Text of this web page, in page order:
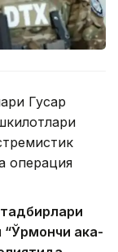
Гусар
операция
тадбирлари
ака-